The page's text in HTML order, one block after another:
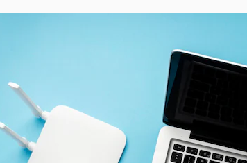
A plataforma criativa para você direcionar
seu melhor trabalho. Mais de 1 milhão de
assinantes entre criativos, empresas,
agências e estúdios.
Gerador de
imagens